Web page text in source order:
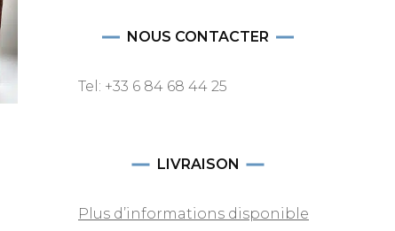
NOUS CONTACTER
Tel: +33 6 84 68 44 25
LIVRAISON
Plus d’informations disponible